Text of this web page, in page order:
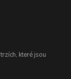
které jsou